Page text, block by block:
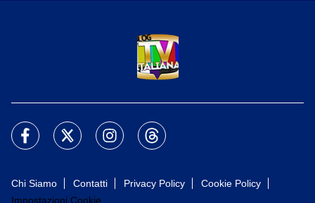
Chi Siamo Contatti Privacy Policy
Cookie Policy
Impostazioni Cookie